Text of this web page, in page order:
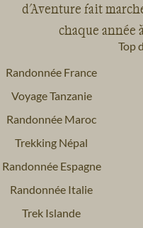
d'Aventure fait
chaque année
Top
Randonnée France
Voyage Tanzanie
Randonnée Maroc
Trekking Népal
Randonnée Espagne
Randonnée Italie
Trek Islande